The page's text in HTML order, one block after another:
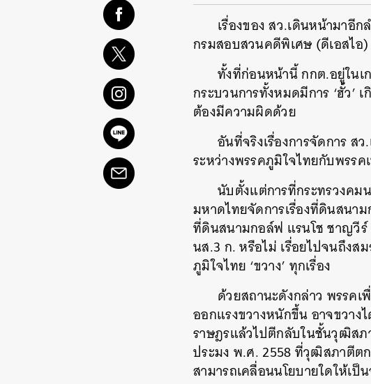
เรื่องของ สว.เดินหน้ามาอี
กรมสอบสวนคดีพิเศษ (ดีเอสไอ
ทั้งที่ก่อนหน้านี้ กกต.อยู่ในเ
กระบวนการทั้งหมดมีการ ‘ฮั้ว’
ต้องมีความผิดด้วย
อันที่จริงเรื่องการจัดการ ส
ระหว่างพรรคภูมิใจไทยกับพรร
นับตั้งแต่การที่กระทรวงคม
มหาดไทยจัดการเรื่องที่ดินสนา
ที่ดินสนามกอล์ฟ แรนโช ชาญวี
นส.3 ก. หรือไม่ เรื่อยไปจนถึงส
ภูมิใจไทย ‘ขวาง’ ทุกเรื่อง
ด้วยสถานะดังกล่าว พรรคเ
ออกแรงขวางหนักขึ้น อาจขวา
ราษฎรแล้วไปตีกลับในชั้นวุฒิส
ประมง พ.ศ. 2558 ที่วุฒิสภาตีต
สามารถเคลื่อนนโยบายใดให้เป็